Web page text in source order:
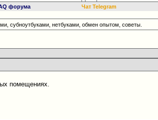
форума Чат Telegram
субноутбуками, нетбуками, обмен опытом, советы.
помещениях.